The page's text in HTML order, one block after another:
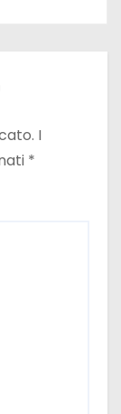
I
*